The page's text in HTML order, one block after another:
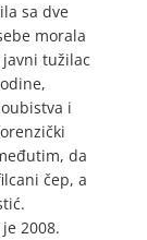
sa dve
morala
tužilac
i
da
čep, a
2008.